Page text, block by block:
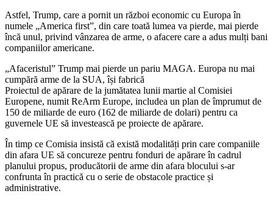
Astfel, Trump, care a pornit un război economic cu Europa în
numele „America first”, din care toată lumea va pierde, mai pierde
încă unul, privind vânzarea de arme, o afacere care a adus mulți bani
companiilor americane.
„Afaceristul” Trump mai pierde un pariu MAGA. Europa nu mai
cumpără arme de la SUA, își fabrică
Proiectul de apărare de la jumătatea lunii martie al Comisiei
Europene, numit ReArm Europe, includea un plan de împrumut de
150 de miliarde de euro (162 de miliarde de dolari) pentru ca
guvernele UE să investească pe proiecte de apărare.
În timp ce Comisia insistă că există modalități prin care companiile
din afara UE să concureze pentru fonduri de apărare în cadrul
planului propus, producătorii de arme din afara blocului s-ar
confrunta în practică cu o serie de obstacole practice și
administrative.